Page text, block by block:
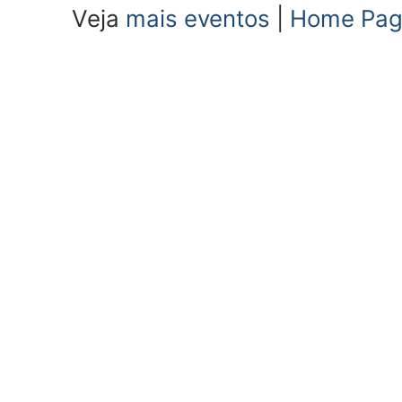
Veja mais eventos Home